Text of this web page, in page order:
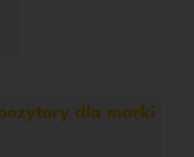
dla marki